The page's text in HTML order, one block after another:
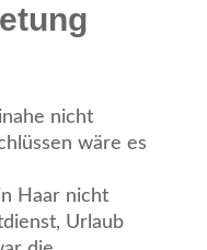
nicht
wäre es
Haar nicht
Urlaub